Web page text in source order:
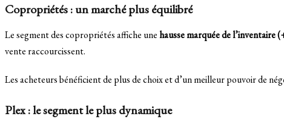
Copropriétés : un marché plus équilibré
Le segment des copropriétés affiche unehausse marquée de l’inventaire
vente raccourcissent.
Les acheteurs bénéficient de plus de choix et d’un meilleur pouvoir de
Plex : le segment le plus dynamique